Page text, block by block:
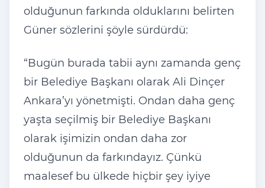
olduğunun farkında olduklarını belirten
Güner sözlerini şöyle sürdürdü:
“Bugün burada tabii aynı zamanda genç
bir Belediye Başkanı olarak Ali Dinçer
Ankara’yı yönetmişti. Ondan daha genç
yaşta seçilmiş bir Belediye Başkanı
olarak işimizin ondan daha zor
olduğunun da farkındayız. Çünkü
maalesef bu ülkede hiçbir şey iyiye